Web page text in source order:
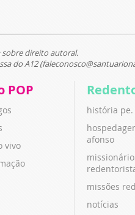
sobre direito autoral.
do A12
POP
vivo
história
afonso
missões
notícias